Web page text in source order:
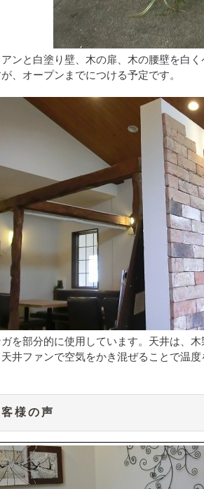
ンと白塗り壁、木の扉、木の腰壁を白
、オープンまでにつける予定です。
ガを部分的に使用しています。天井は、
井ファンで空気をかき混ぜることで温度
様の声